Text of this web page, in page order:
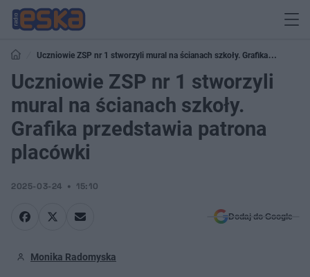
Uczniowie ZSP nr 1 stworzyli mural na ścianach szkoły. Grafika
przedstawia patrona placówki
Uczniowie ZSP nr 1 stworzyli
mural na ścianach szkoły.
Grafika przedstawia patrona
placówki
2025-03-24 15:10
Dodaj do Google
Monika Radomyska